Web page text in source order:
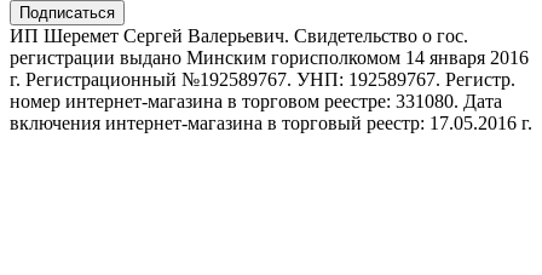
Подписаться
ИП Шеремет Сергей Валерьевич. Свидетельство о гос.
регистрации выдано Минским горисполкомом 14 января 2016
г. Регистрационный №192589767. УНП: 192589767. Регистр.
номер интернет-магазина в торговом реестре: 331080. Дата
включения интернет-магазина в торговый реестр: 17.05.2016 г.